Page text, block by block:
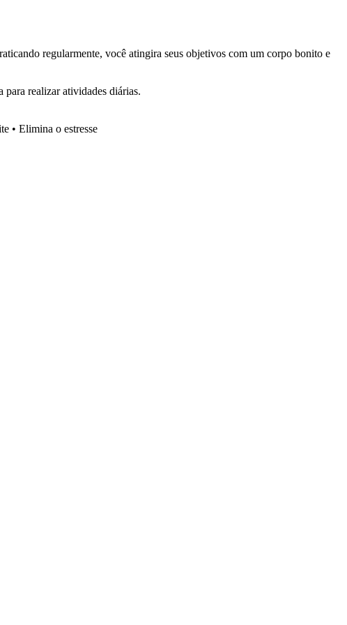
regularmente, você atingira seus objetivos com um corpo bonito e
realizar atividades diárias.
• Elimina o estresse